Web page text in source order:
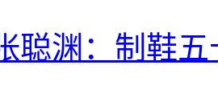
聪渊：制鞋